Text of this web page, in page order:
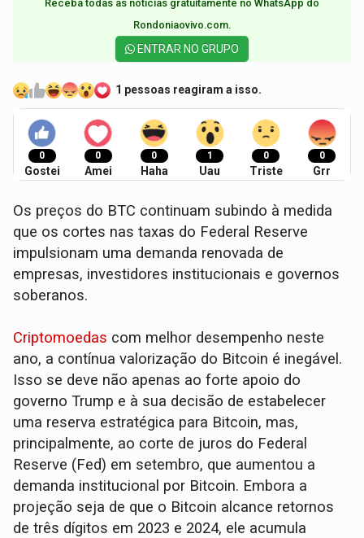
Receba todas as notícias gratuitamente no WhatsApp do
Rondoniaovivo.com.​
ENTRAR NO GRUPO
1 pessoas reagiram a isso.
0
Gostei
0
Amei
0
Haha
1
Uau
0
Triste
0
Grr
Os preços do BTC continuam subindo à medida
que os cortes nas taxas do Federal Reserve
impulsionam uma demanda renovada de
empresas, investidores institucionais e governos
soberanos.
Criptomoedas com melhor desempenho neste
ano, a contínua valorização do Bitcoin é inegável.
Isso se deve não apenas ao forte apoio do
governo Trump e à sua decisão de estabelecer
uma reserva estratégica para Bitcoin, mas,
principalmente, ao corte de juros do Federal
Reserve (Fed) em setembro, que aumentou a
demanda institucional por Bitcoin. Embora a
projeção seja de que o Bitcoin alcance retornos
de três dígitos em 2023 e 2024, ele acumula